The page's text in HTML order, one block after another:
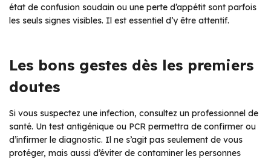
état de confusion soudain ou une perte d’appétit sont parfois
les seuls signes visibles. Il est essentiel d’y être attentif.
Les bons gestes dès les premiers
doutes
Si vous suspectez une infection, consultez un professionnel de
santé. Un test antigénique ou PCR permettra de confirmer ou
d’infirmer le diagnostic. Il ne s’agit pas seulement de vous
protéger, mais aussi d’éviter de contaminer les personnes